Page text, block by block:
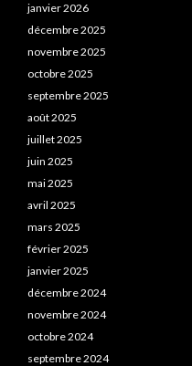
janvier 2026
décembre 2025
novembre 2025
octobre 2025
septembre 2025
août 2025
juillet 2025
juin 2025
mai 2025
avril 2025
mars 2025
février 2025
janvier 2025
décembre 2024
novembre 2024
octobre 2024
septembre 2024